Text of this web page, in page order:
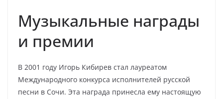
Музыкальные награды
и премии
В 2001 году Игорь Кибирев стал лауреатом
Международного конкурса исполнителей русской
песни в Сочи. Эта награда принесла ему настоящую